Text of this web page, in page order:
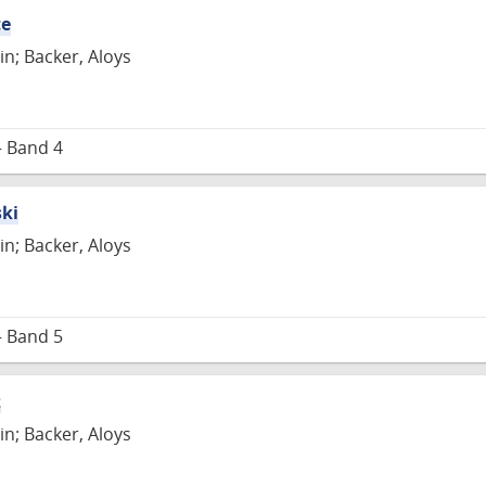
Backer, Aloys
Band 4
Backer, Aloys
Band 5
Backer, Aloys